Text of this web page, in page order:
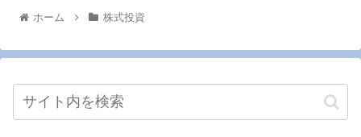
ホーム 株式投資